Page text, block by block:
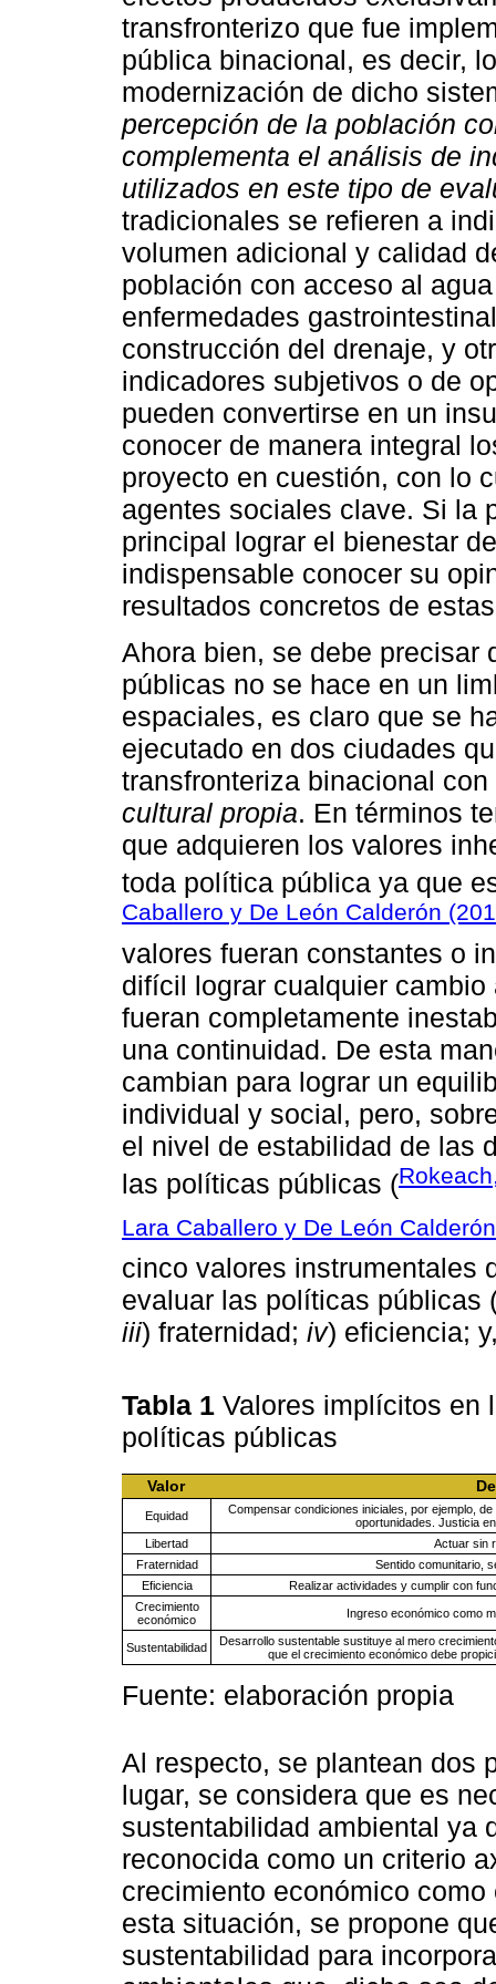
transfronterizo que fue
pública binacional, es decir,
modernización de dicho
percepción de la población
complementa el análisis de
utilizados en este tipo de
tradicionales se refieren a
volumen adicional y calidad
población con acceso al
enfermedades
construcción del drenaje, y
indicadores subjetivos o de
pueden convertirse en un
conocer de manera integral
proyecto en cuestión, con lo
agentes sociales clave. Si la
principal lograr el bienestar
indispensable conocer su
resultados concretos de
Ahora bien, se debe precisar
públicas no se hace en un
espaciales, es claro que se
ejecutado en dos ciudades
transfronteriza binacional
cultural propia. En términos
que adquieren los valores
toda política pública ya que
Caballero y De León Calderón
valores fueran constantes o
difícil lograr cualquier
fueran completamente
una continuidad. De esta
cambian para lograr un
individual y social, pero,
el nivel de estabilidad de las
las políticas públicas (
Lara Caballero y De León
cinco valores instrumentales
evaluar las políticas públicas
iii) fraternidad; iv) eficiencia;
Tabla 1 Valores implícitos en
políticas públicas
Valor
Equidad
Compensar condiciones iniciales, por ejemplo,
oportunidades. Justicia
Libertad
Actuar sin
Fraternidad
Sentido comunitario,
Eficiencia
Realizar actividades y cumplir con
Crecimiento
económico
Ingreso económico como
Sustentabilidad
Desarrollo sustentable sustituye al mero
que el crecimiento económico debe
Fuente: elaboración propia
Al respecto, se plantean dos
lugar, se considera que es
sustentabilidad ambiental ya
reconocida como un criterio
crecimiento económico
esta situación, se propone
sustentabilidad para